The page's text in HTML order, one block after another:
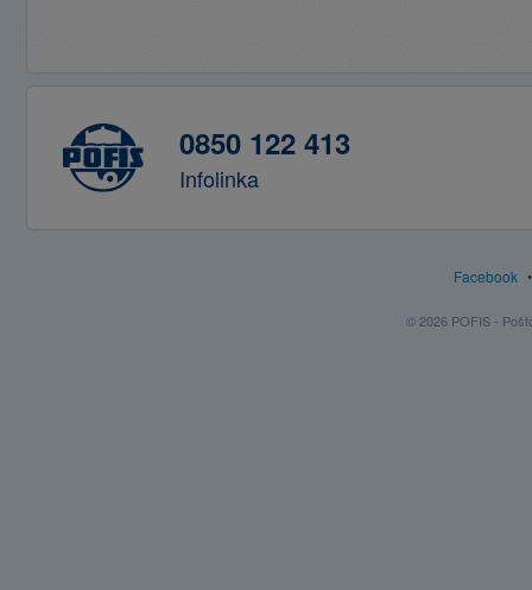
0850 122 413
Infolinka
Facebook
© 2026 POFIS -